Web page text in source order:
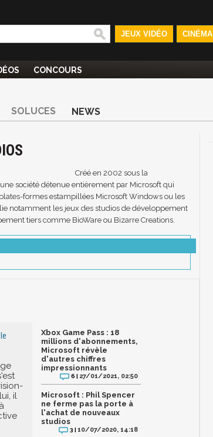
JEUX VIDÉO CINÉMA
CONCOURS
SOLUCES NEWS
Créé en 2002 sous la
société détenue entièrement par Microsoft qui
formes estampillées Microsoft Windows ou les
notamment les jeux des studios de développement
tiers comme BioWare ou Bizarre Creations.
il
Xbox Game Pass : 18
millions d'abonnements,
Microsoft révèle
d'autres chiffres
impressionnants
6 | 27/01/2021, 02:50
Microsoft : Phil Spencer
ne ferme pas la porte à
l'achat de nouveaux
studios
3 |10/07/2020, 14:18